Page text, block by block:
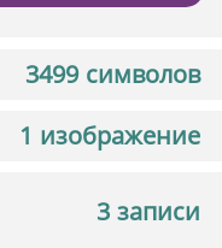
3499 символов
1 изображение
3 записи